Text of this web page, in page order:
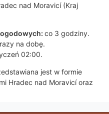
nad Moravicí (Kraj
co 3 godziny.
na dobę.
02:00.
jest w formie
Hradec nad Moravicí oraz